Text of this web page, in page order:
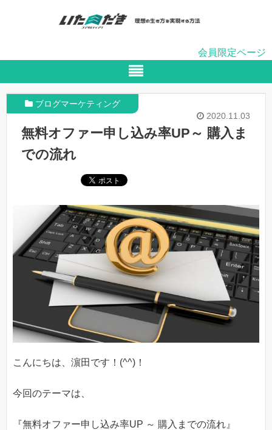
会員限定ページ
2020.11.03
ブログマーケティング
無料オファー申し込み率UP～ 購入ま
での流れ
こんにちは、濵田です！(^^)！
今回のテーマは、
『無料オファー申し込み率UP ～ 購入までの流れ』